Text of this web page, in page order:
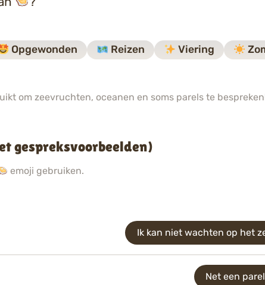
Opgewonden Reizen Viering
om zeevruchten, oceanen en soms parels te
gespreksvoorbeelden)
emoji gebruiken.
Ik kan niet wachten op het
Net een